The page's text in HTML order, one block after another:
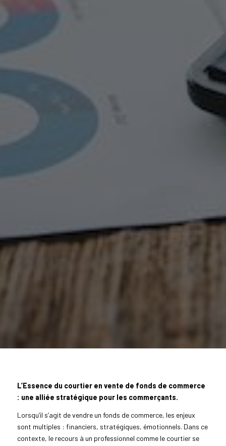
L’Essence du courtier en vente de fonds de commerce
: une alliée stratégique pour les commerçants.
Lorsqu’il s’agit de vendre un fonds de commerce, les enjeux
sont multiples : financiers, stratégiques, émotionnels. Dans ce
contexte, le recours à un professionnel comme le courtier se